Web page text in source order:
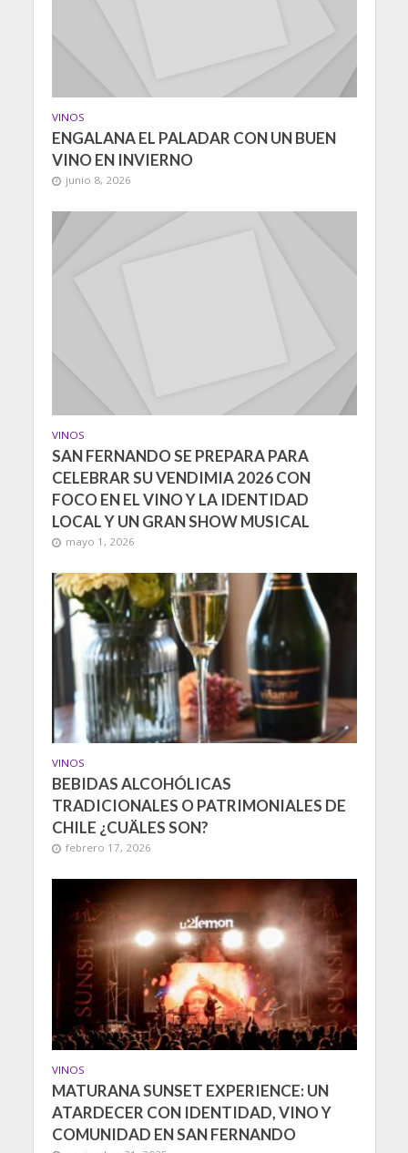
VINOS
ENGALANA EL PALADAR CON UN BUEN
VINO EN INVIERNO
junio 8, 2026
VINOS
SAN FERNANDO SE PREPARA PARA
CELEBRAR SU VENDIMIA 2026 CON
FOCO EN EL VINO Y LA IDENTIDAD
LOCAL Y UN GRAN SHOW MUSICAL
mayo 1, 2026
VINOS
BEBIDAS ALCOHÓLICAS
TRADICIONALES O PATRIMONIALES DE
CHILE ¿CUÄLES SON?
febrero 17, 2026
VINOS
MATURANA SUNSET EXPERIENCE: UN
ATARDECER CON IDENTIDAD, VINO Y
COMUNIDAD EN SAN FERNANDO